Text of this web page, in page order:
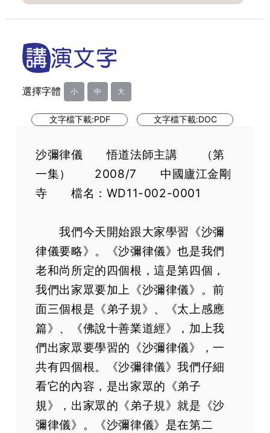
第31集 出世間聖人，則不聞其聲，知九界情
第33集 下至蜎飛蠕動，微細昆蟲，也不能故意去殺害
第34集 心佛眾生三無差別
第35集 不先學小乘，後學大乘，非佛弟子
第36集 但有命者。不得故殺
第37集 乃至濾水覆燈。不畜貓狸等。皆慈悲之道也
第39集 凡欲飲用。須先觀察。無蟲方用
第41集 施恩濟乏，使其而安
第43集 謂殺生之罪。苦報無量。窮劫受殃
第46集 乃至偷稅冒渡等。皆為偷盜
第47集 對面不與而取。名為強奪。亦名為劫
選擇字體 小 中 大
文字檔下載:PDF 文字檔下載:DOC
沙彌律儀 悟道法師主講 （第
一集） 2008/7 中國廬江金剛
寺 檔名：WD11-002-0001
我們今天開始跟大家學習《沙彌
律儀要略》。《沙彌律儀》也是我們
老和尚所定的四個根，這是第四個，
我們出家眾要加上《沙彌律儀》。前
面三個根是《弟子規》、《太上感應
篇》、《佛說十善業道經》，加上我
們出家眾要學習的《沙彌律儀》，一
共有四個根。《沙彌律儀》我們仔細
看它的內容，是出家眾的《弟子
規》，出家眾的《弟子規》就是《沙
彌律儀》。《沙彌律儀》是在第二